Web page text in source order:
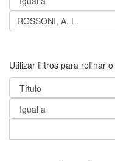
Utilizar filtros para refinar